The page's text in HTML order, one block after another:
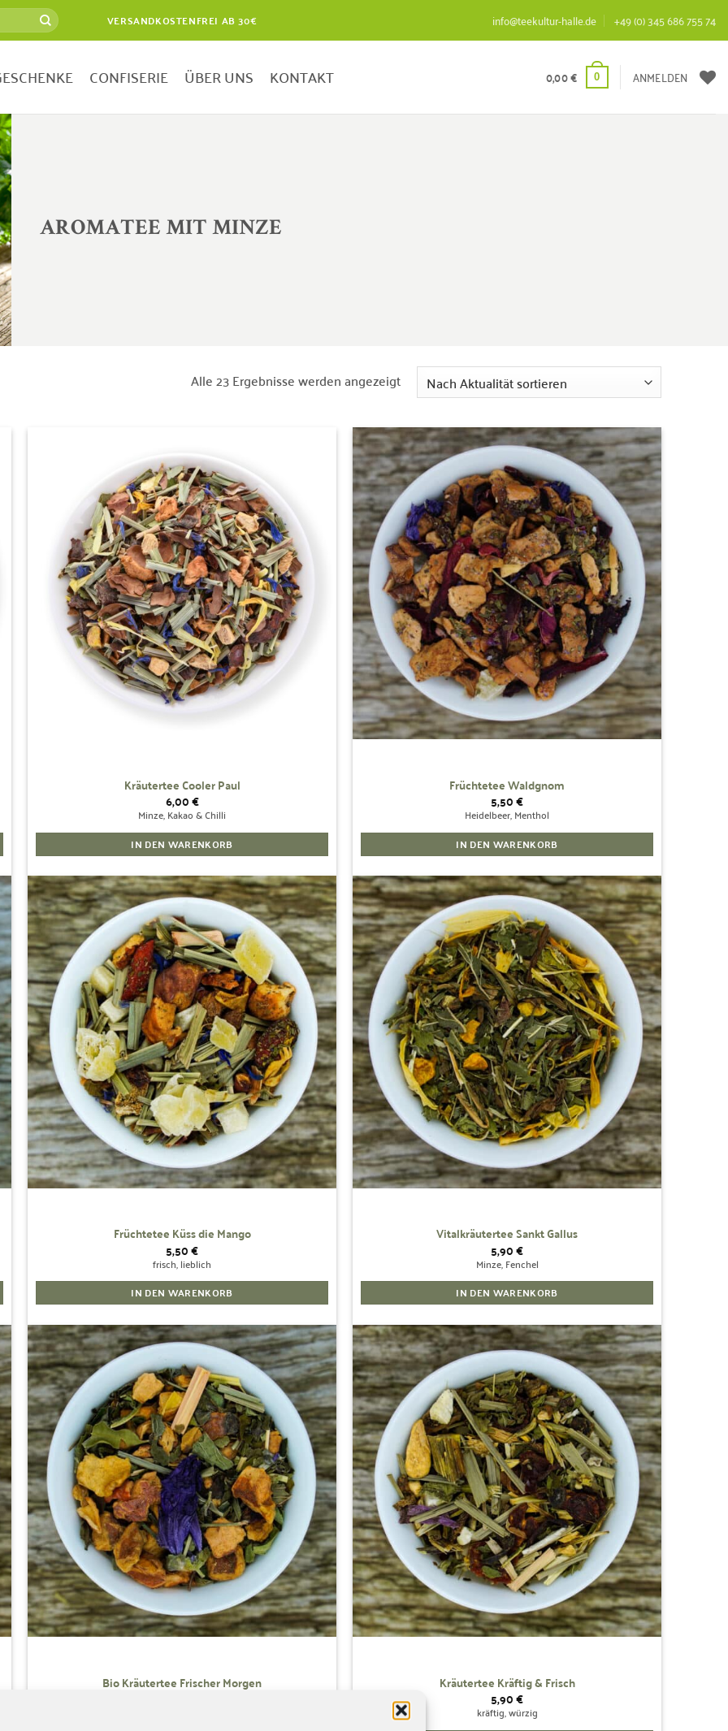
VERSANDKOSTENFREI AB 30€ info@teekultur-halle.de +49 (0) 345 686 755 74
CONFISERIE ÜBER UNS KONTAKT 0,00€ 0 ANMELDEN
AROMATEE MIT MINZE
Alle 23 Ergebnisse werden angezeigtNach
Aktualität
hinzufügen
Kräutertee Cooler Paul
6,00€
Minze, Kakao & Chilli
IN DEN WARENKORB
Zur
Wunschliste
hinzufügen
Früchtetee Waldgnom
5,50€
Heidelbeer, Menthol
IN DEN WARENKORB
Zur
Wunschliste
hinzufügen
Früchtetee Küss die Mango
5,50€
frisch, lieblich
IN DEN WARENKORB
Zur
Wunschliste
hinzufügen
Vitalkräutertee Sankt Gallus
5,90€
Minze, Fenchel
IN DEN WARENKORB
Zur
Wunschliste
hinzufügen
Bio Kräutertee Frischer Morgen
Zur
Wunschliste
hinzufügen
Kräutertee Kräftig & Frisch
5,90€
kräftig, würzig